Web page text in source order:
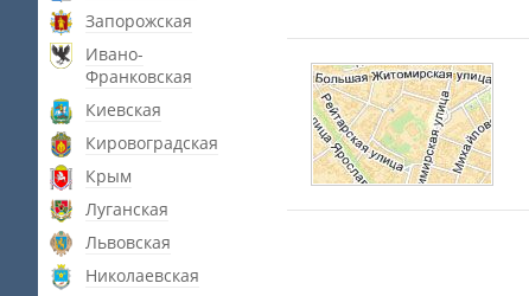
Запорожская
Ивано-
Франковская
Киевская
Кировоградская
Крым
Луганская
Львовская
Николаевская